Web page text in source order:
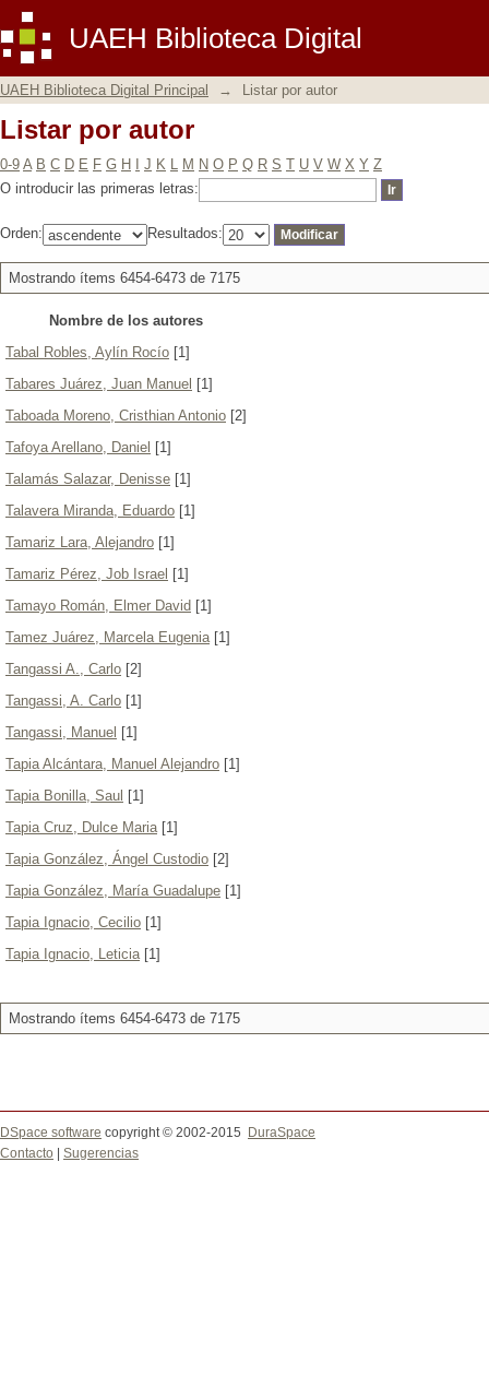
UAEH Biblioteca Digital
Listar por autor
UAEH Biblioteca Digital Principal → Listar por autor
Listar por autor
0-9 A B C D E F G H J K L M N O P Q R S T U V W X Y Z
O introducir las primeras letras:
Orden: Resultados:
Mostrando ítems 6454-6473 de 7175
Nombre de los autores
Tabal Robles, Aylín Rocío [1]
Tabares Juárez, Juan Manuel [1]
Taboada Moreno, Cristhian Antonio [2]
Tafoya Arellano, Daniel [1]
Talamás Salazar, Denisse [1]
Talavera Miranda, Eduardo [1]
Tamariz Lara, Alejandro [1]
Tamariz Pérez, Job Israel [1]
Tamayo Román, Elmer David [1]
Tamez Juárez, Marcela Eugenia[1]
Tangassi A., Carlo [2]
Tangassi, A. Carlo [1]
Tangassi, Manuel [1]
Tapia Alcántara, Manuel Alejandro [1]
Tapia Bonilla, Saul [1]
Tapia Cruz, Dulce Maria[1]
Tapia González, Ángel Custodio [2]
Tapia González, María Guadalupe [1]
Tapia Ignacio, Cecilio [1]
Tapia Ignacio, Leticia[1]
Mostrando ítems 6454-6473 de 7175
DSpace software copyright © 2002-2015
DuraSpace
Contacto
Sugerencias